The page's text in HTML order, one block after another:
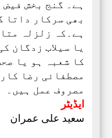
ہے۔ گنج بخش
بھی سرکار داتا
ہے۔کہ زلزلہ
یا سیلاب زدگان
کا شعبہ ہو یا
مصطفائی رضا
مصروف عمل ہیں۔
ایڈیٹر
سعید علی عمران